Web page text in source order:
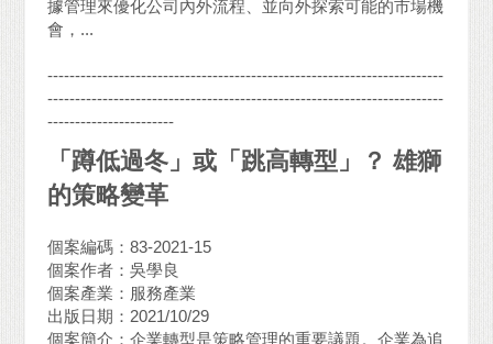
據管理來優化公司內外流程、並向外探索可能的市場機
會，...
------------------------------------------------------------------------
------------------------------------------------------------------------
-----------------------
「蹲低過冬」或「跳高轉型」？ 雄獅
的策略變革
個案編碼：83-2021-15
個案作者：吳學良
個案產業：服務產業
出版日期：2021/10/29
個案簡介：企業轉型是策略管理的重要議題。企業為追